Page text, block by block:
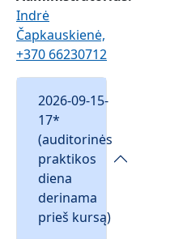
Indrė
Čapkauskienė,
+370 66230712
2026-09-15-
17*
(auditorinės
praktikos
diena
derinama
prieš kursą)